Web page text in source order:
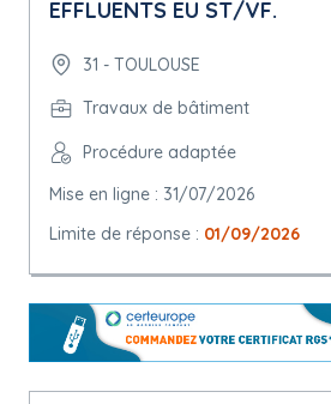
EFFLUENTS EU ST/VF.
31 - TOULOUSE
Travaux de bâtiment
Procédure adaptée
Mise en ligne : 31/07/2026
Limite de réponse : 01/09/2026